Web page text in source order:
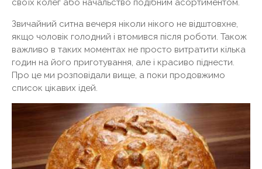
своїх колег або начальство подібним асортиментом.
Звичайний ситна вечеря ніколи нікого не відштовхне,
якщо чоловік голодний і втомився після роботи. Також
важливо в таких моментах не просто витратити кілька
годин на його приготування, але і красиво піднести.
Про це ми розповідали вище, а поки продовжимо
список цікавих ідей.